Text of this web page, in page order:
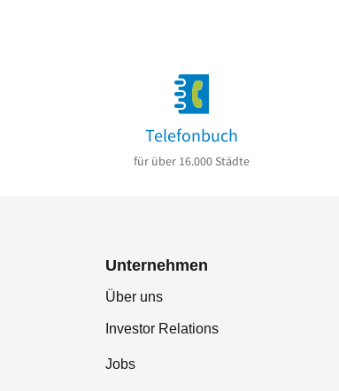
Telefonbuch
für über 16.000 Städte
Unternehmen
Über uns
Investor Relations
Jobs